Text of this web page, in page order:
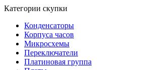
Категории скупки
Конденсаторы
Корпуса часов
Микросхемы
Переключатели
Платиновая группа